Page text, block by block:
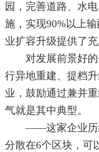
园，完善道路、水
施，实现90%以上
业扩容升级提供了充
对发展前景好的
行异地重建、提档
业，鼓励通过兼并
气就是其中典型。
——这家企业历经
分散在6个区块，可